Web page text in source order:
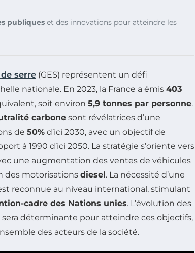
publiques et des innovations pour atteindre les
serre (GES) représentent un défi
nationale. En 2023, la France a émis 403
soit environ 5,9 tonnes par personne.
carbone sont révélatrices d’une
de 50% d’ici 2030, avec un objectif de
à 1990 d’ici 2050. La stratégie s’oriente vers
une augmentation des ventes de véhicules
des motorisations diesel. La nécessité d’une
reconnue au niveau international, stimulant
cadre des Nations unies. L’évolution des
déterminante pour atteindre ces objectifs,
des acteurs de la société.